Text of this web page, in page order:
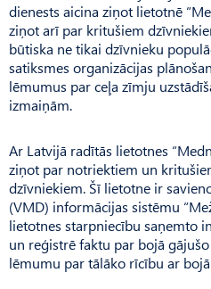
dienests aicina ziņot lietotnē
ziņot arī par kritušiem
būtiska ne tikai dzīvnieku
satiksmes organizācijas
lēmumus par ceļa zīmju
izmaiņām.
Ar Latvijā radītās lietotnes
ziņot par notriektiem un
dzīvniekiem. Šī lietotne ir
(VMD) informācijas sistēmu
lietotnes starpniecību saņemto
un reģistrē faktu par bojā
lēmumu par tālāko rīcību ar